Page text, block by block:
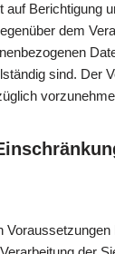
auf Berichtigung
dem
sind. Der